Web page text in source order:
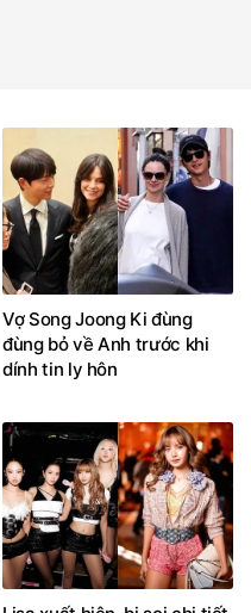
Vợ Song Joong Ki đùng
đùng bỏ về Anh trước khi
dính tin ly hôn